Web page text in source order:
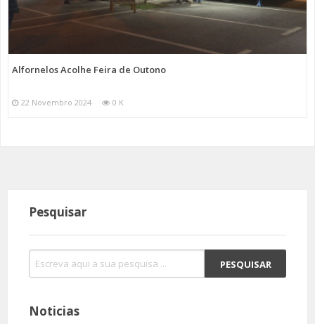
Alfornelos Acolhe Feira de Outono
22 Novembro 2024 0 K
Pesquisar
Noticias